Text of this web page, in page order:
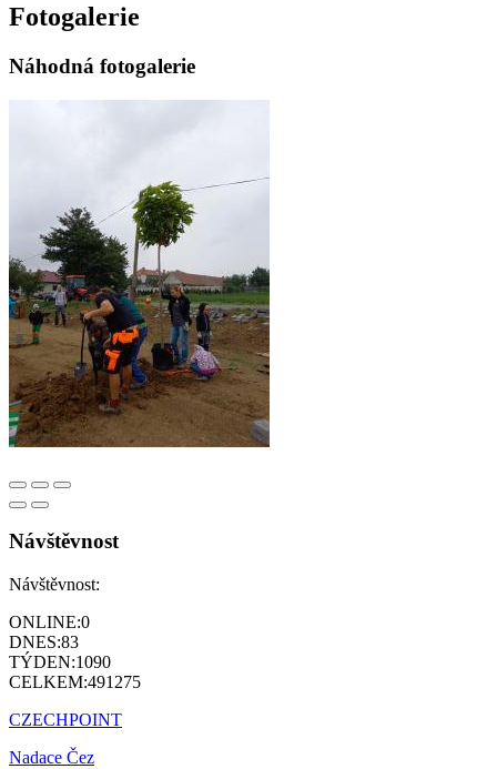
Fotogalerie
Náhodná fotogalerie
Návštěvnost
Návštěvnost:
ONLINE:0
DNES:83
TÝDEN:1090
CELKEM:491275
CZECHPOINT
Nadace Čez